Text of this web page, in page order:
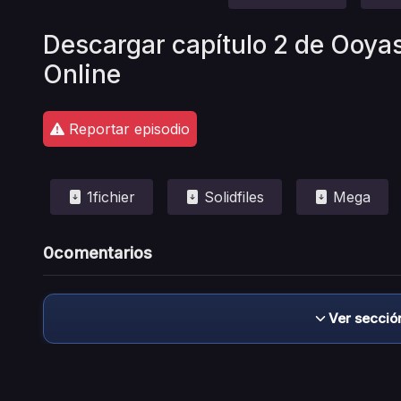
Descargar capítulo 2 de
Online
Reportar episodio
1fichier Solidfiles Mega
0comentarios
Ver